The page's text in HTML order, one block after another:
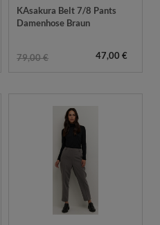
KAsakura Belt 7/8 Pants
Damenhose Braun
79,00 € 47,00 €